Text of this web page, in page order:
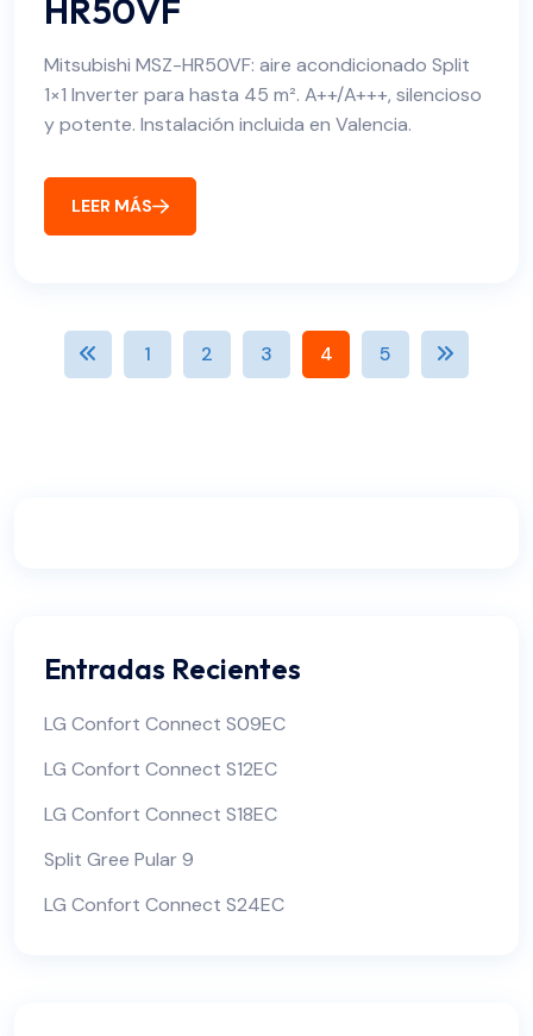
HR50VF
Mitsubishi MSZ-HR50VF: aire acondicionado Split
1×1 Inverter para hasta 45 m². A++/A+++, silencioso
y potente. Instalación incluida en Valencia.
LEER MÁS
1 2 3 4 5
Entradas Recientes
LG Confort Connect S09EC
LG Confort Connect S12EC
LG Confort Connect S18EC
Split Gree Pular 9
LG Confort Connect S24EC